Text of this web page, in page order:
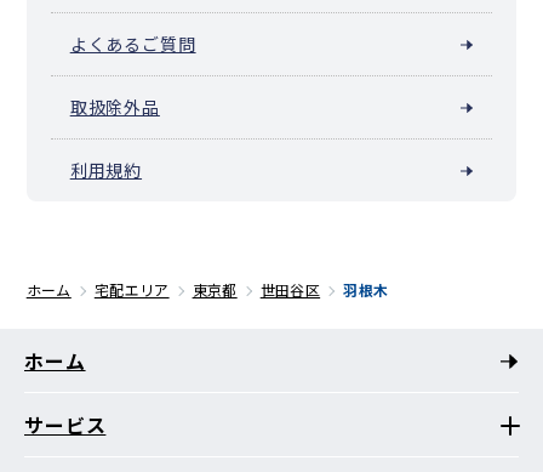
よくあるご質問
取扱除外品
利用規約
ホーム 宅配エリア 東京都 世田谷区 羽根木
ホーム
サービス